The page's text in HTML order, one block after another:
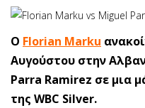
O Florian Marku
Αυγούστου στην
Parra Ramirez σε μια
της WBC Silver.